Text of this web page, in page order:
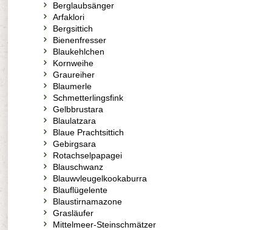
Berglaubsänger
Arfaklori
Bergsittich
Bienenfresser
Blaukehlchen
Kornweihe
Graureiher
Blaumerle
Schmetterlingsfink
Gelbbrustara
Blaulatzara
Blaue Prachtsittich
Gebirgsara
Rotachselpapagei
Blauschwanz
Blauwvleugelkookaburra
Blauflügelente
Blaustirnamazone
Grasläufer
Mittelmeer-Steinschmätzer